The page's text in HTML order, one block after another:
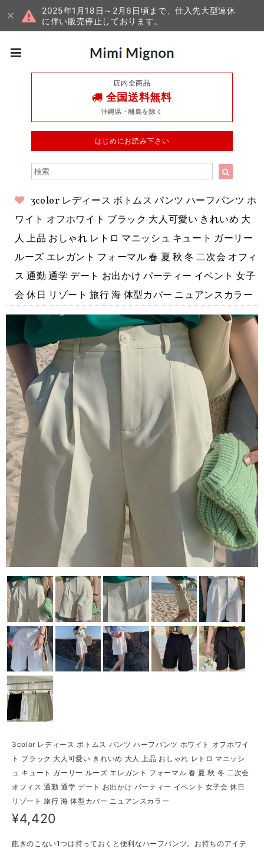
2025年1月18日～2月6日頃まで、仕入先大型連休
に伴い販売停止しております。
店内全商品
全国送料無料
沖縄県・離島を除く
はじめにお読み下さい
3color レディース ボトムス パンツ ハーフパンツ ホ
ワイト オフホワイト ブラック 大人可愛い きれいめ 大
人 上品 おしゃれ レトロ マニッシュ キュート ガーリー
ルーズ エレガント フォーマル 春 夏 秋 冬 二次会 オフィ
ス 通勤 通学 デート お出かけ パーティー イベント 女子
会 休日 リゾート 旅行 海 体型カバー ニュアンスカラー
3color レディース ボトムス パンツ ハーフパンツ ホワイト オフホワイ
ト ブラック 大人可愛い きれいめ 大人 上品 おしゃれ レトロ マニッシ
ュ キュート ガーリー ルーズ エレガント フォーマル 春 夏 秋 冬 二次会
オフィス 通勤 通学 デート お出かけ パーティー イベント 女子会 休日
リゾート 旅行 海 体型カバー ニュアンスカラー
¥4,420
飽きのこない1つは持っておくと便利なハーフパンツ。お持ちのアイテ